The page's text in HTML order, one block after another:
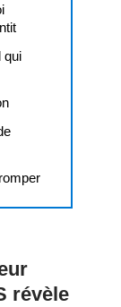
qui
révèle